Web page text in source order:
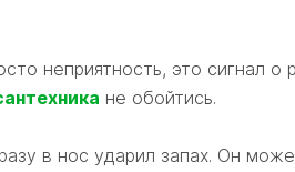
неприятность, это сигнал
не обойтись.
в нос ударил запах. Он